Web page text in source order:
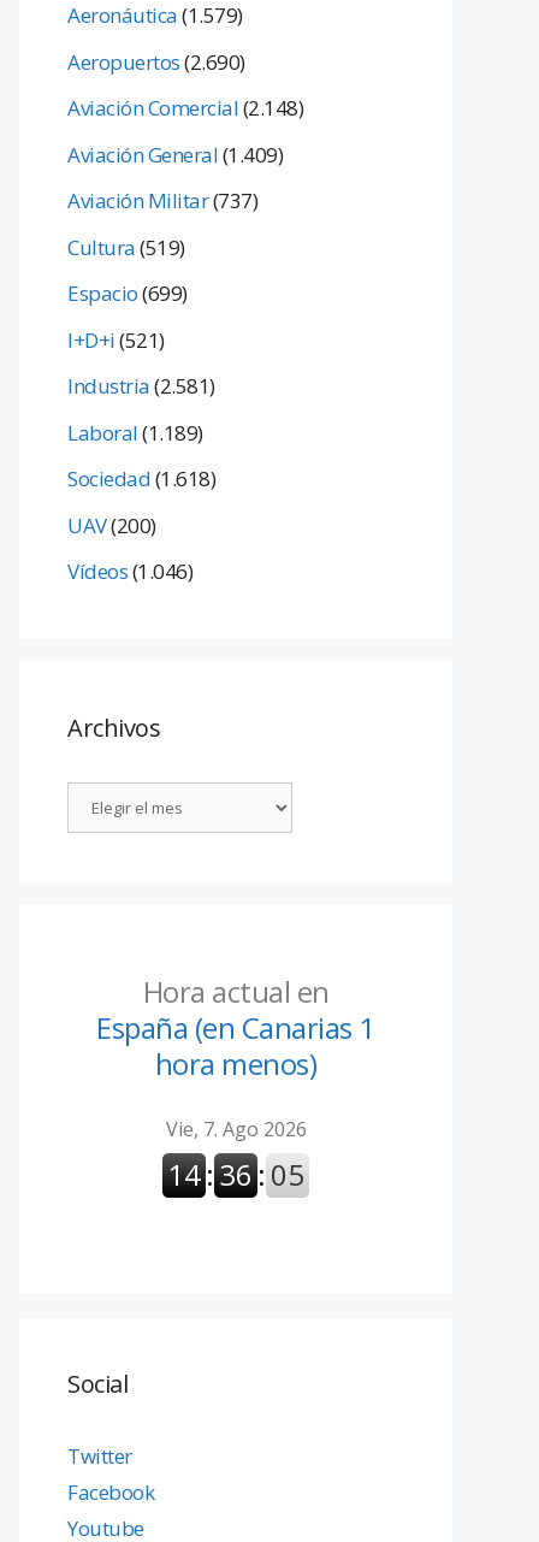
Aeronáutica(1.579)
Aeropuertos(2.690)
Aviación Comercial(2.148)
Aviación General(1.409)
Aviación Militar(737)
Cultura(519)
Espacio(699)
I+D+i(521)
Industria(2.581)
Laboral(1.189)
Sociedad(1.618)
UAV(200)
Vídeos(1.046)
Archivos
Hora actual en
España (en Canarias 1
hora menos)
Social
Twitter
Facebook
Youtube